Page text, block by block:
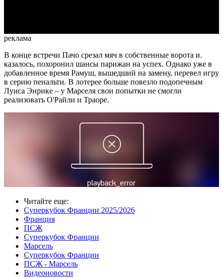
реклама
В конце встречи Пачо срезал мяч в собственные ворота и.
казалось, похоронил шансы парижан на успех. Однако уже в
добавленное время Рамуш, вышедший на замену, перевел игру
в серию пенальти. В лотерее больше повезло подопечным
Луиса Энрике – у Марселя свои попытки не смогли
реализовать О'Райли и Траоре.
Читайте еще:
Суперкубок Франции 2025/2026
Франция
ПСЖ
Суперкубок Франции
Марсель
Суперкубок Франции
ПСЖ - Марсель
Видеоновости